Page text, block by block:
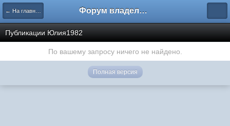
← На главную Форум владельцев интернет-магазинов
Публикации Юлия1982
По вашему запросу ничего не найдено.
Полная версия